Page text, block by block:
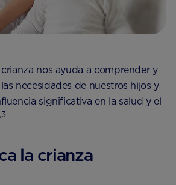
nos ayuda a comprender y
necesidades de nuestros hijos y
significativa en la salud y el
la crianza